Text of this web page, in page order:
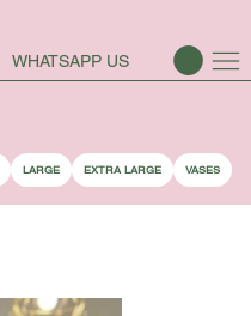
WHATSAPP US
LARGE EXTRA LARGE VASES